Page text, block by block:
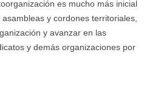
es mucho más inicial
y cordones territoriales,
y avanzar en las
y demás organizaciones por